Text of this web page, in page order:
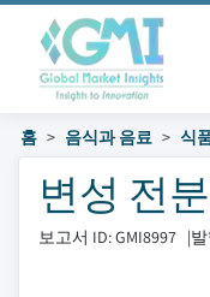
홈 음식과 음료 식
변성 전
보고서 ID: GMI8997 |